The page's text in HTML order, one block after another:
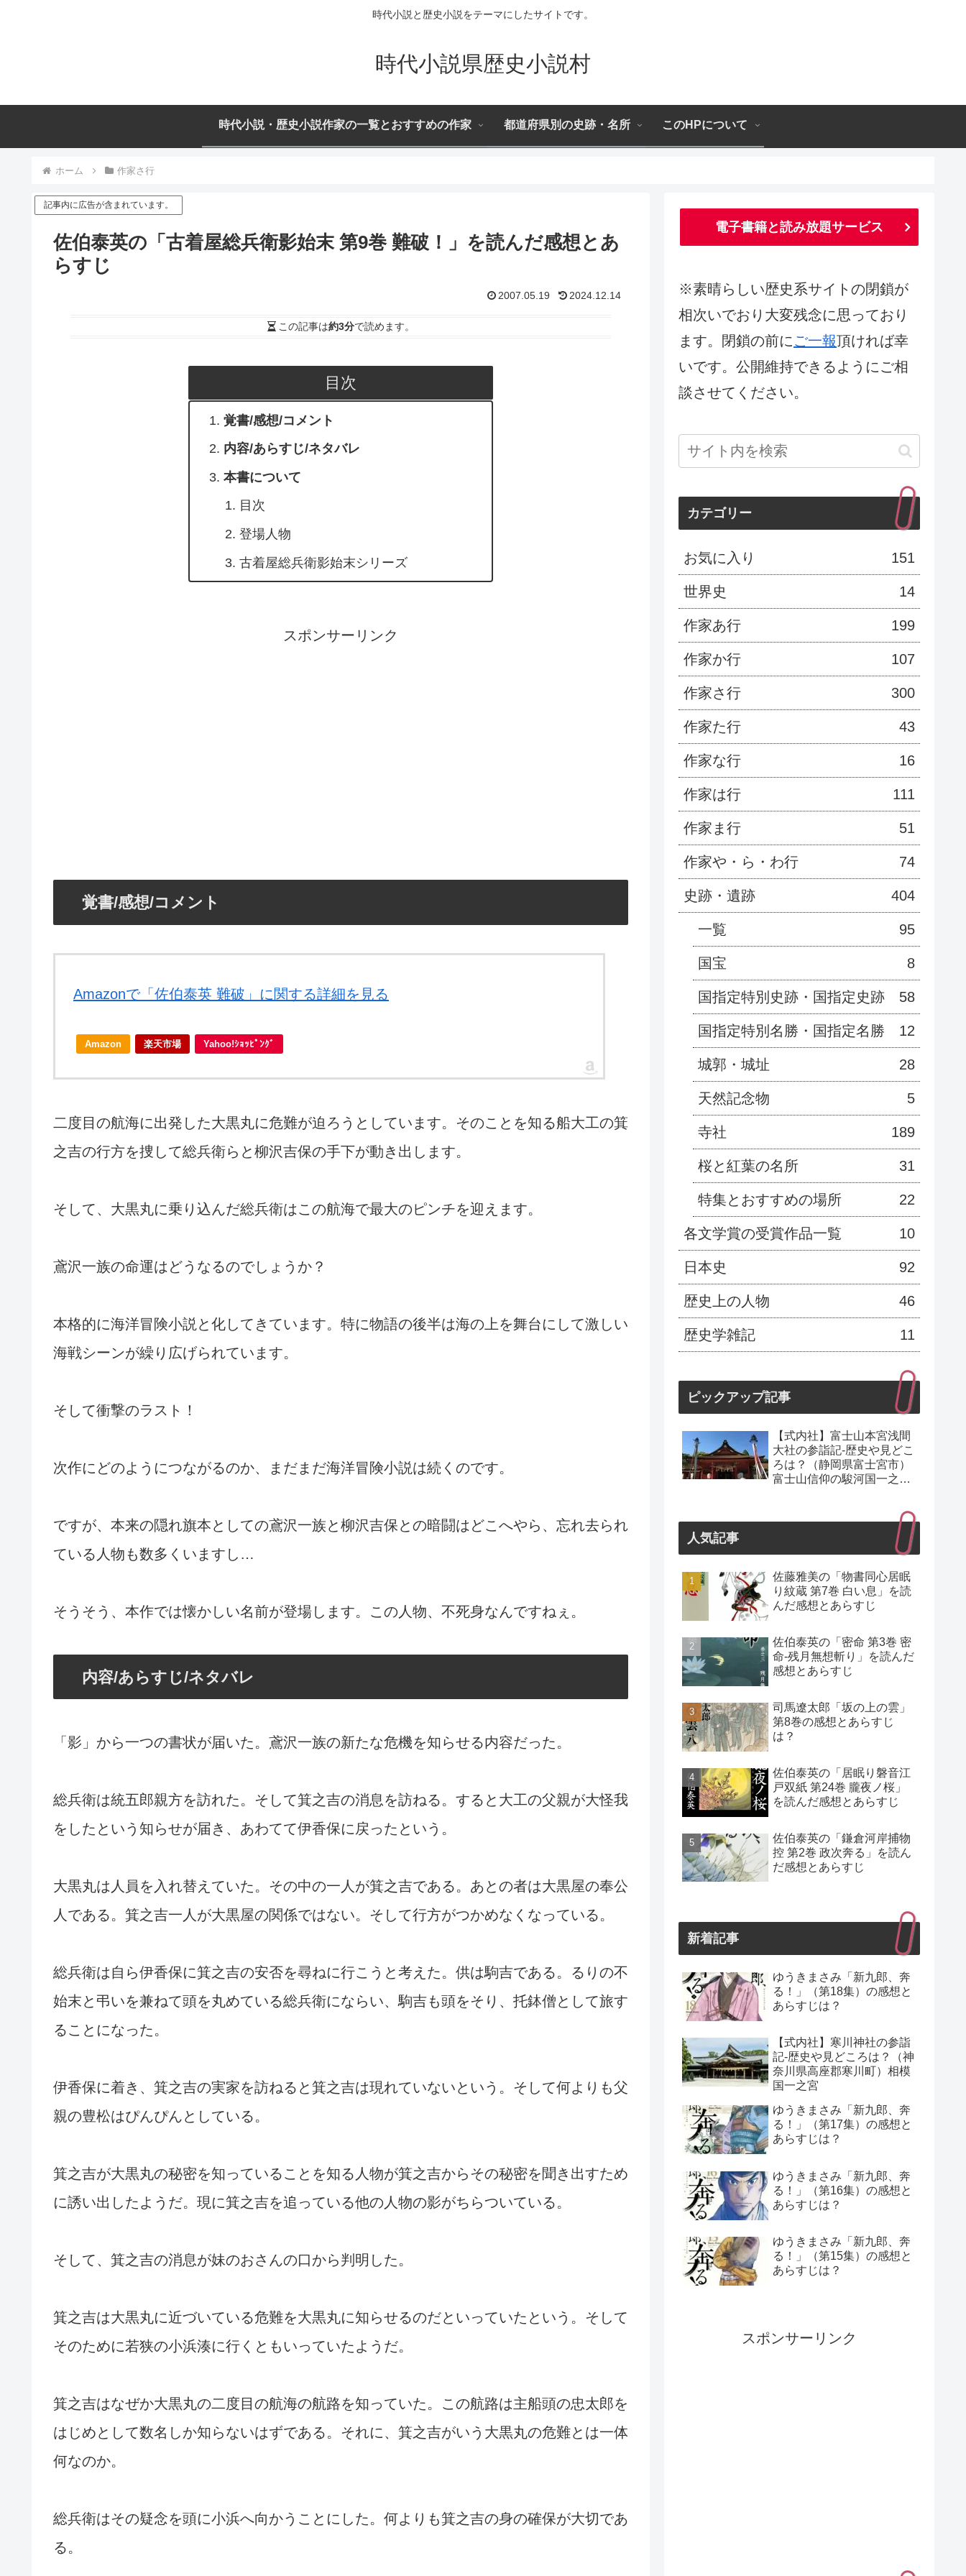
時代小説と歴史小説をテーマにしたサイトです。
時代小説県歴史小説村
時代小説・歴史小説作家の一覧とおすすめの作家 都道府県別の史跡・名所 このHPについて
ホーム 作家さ行
記事内に広告が含まれています。
佐伯泰英の「古着屋総兵衛影始末 第9巻 難破！」を読んだ感想とあ
らすじ
2007.05.19 2024.12.14
この記事は約3分で読めます。
目次
覚書/感想/コメント
内容/あらすじ/ネタバレ
本書について
目次
登場人物
古着屋総兵衛影始末シリーズ
スポンサーリンク
覚書/感想/コメント
Amazonで「佐伯泰英 難破」に関する詳細を見る
Amazon 楽天市場 Yahoo!ｼｮｯﾋﾟﾝｸﾞ
二度目の航海に出発した大黒丸に危難が迫ろうとしています。そのことを知る船大工の箕
之吉の行方を捜して総兵衛らと柳沢吉保の手下が動き出します。
そして、大黒丸に乗り込んだ総兵衛はこの航海で最大のピンチを迎えます。
鳶沢一族の命運はどうなるのでしょうか？
本格的に海洋冒険小説と化してきています。特に物語の後半は海の上を舞台にして激しい
海戦シーンが繰り広げられています。
そして衝撃のラスト！
次作にどのようにつながるのか、まだまだ海洋冒険小説は続くのです。
ですが、本来の隠れ旗本としての鳶沢一族と柳沢吉保との暗闘はどこへやら、忘れ去られ
ている人物も数多くいますし…
そうそう、本作では懐かしい名前が登場します。この人物、不死身なんですねぇ。
内容/あらすじ/ネタバレ
「影」から一つの書状が届いた。鳶沢一族の新たな危機を知らせる内容だった。
総兵衛は統五郎親方を訪れた。そして箕之吉の消息を訪ねる。すると大工の父親が大怪我
をしたという知らせが届き、あわてて伊香保に戻ったという。
大黒丸は人員を入れ替えていた。その中の一人が箕之吉である。あとの者は大黒屋の奉公
人である。箕之吉一人が大黒屋の関係ではない。そして行方がつかめなくなっている。
総兵衛は自ら伊香保に箕之吉の安否を尋ねに行こうと考えた。供は駒吉である。るりの不
始末と弔いを兼ねて頭を丸めている総兵衛にならい、駒吉も頭をそり、托鉢僧として旅す
ることになった。
伊香保に着き、箕之吉の実家を訪ねると箕之吉は現れていないという。そして何よりも父
親の豊松はぴんぴんとしている。
箕之吉が大黒丸の秘密を知っていることを知る人物が箕之吉からその秘密を聞き出すため
に誘い出したようだ。現に箕之吉を追っている他の人物の影がちらついている。
そして、箕之吉の消息が妹のおさんの口から判明した。
箕之吉は大黒丸に近づいている危難を大黒丸に知らせるのだといっていたという。そして
そのために若狭の小浜湊に行くともいっていたようだ。
箕之吉はなぜか大黒丸の二度目の航海の航路を知っていた。この航路は主船頭の忠太郎を
はじめとして数名しか知らないはずである。それに、箕之吉がいう大黒丸の危難とは一体
何なのか。
総兵衛はその疑念を頭に小浜へ向かうことにした。何よりも箕之吉の身の確保が大切であ
る。
電子書籍と読み放題サービス
※素晴らしい歴史系サイトの閉鎖が
相次いでおり大変残念に思っており
ます。閉鎖の前にご一報頂ければ幸
いです。公開維持できるようにご相
談させてください。
カテゴリー
お気に入り 151
世界史 14
作家あ行 199
作家か行 107
作家さ行 300
作家た行 43
作家な行 16
作家は行 111
作家ま行 51
作家や・ら・わ行 74
史跡・遺跡 404
一覧 95
国宝 8
国指定特別史跡・国指定史跡 58
国指定特別名勝・国指定名勝 12
城郭・城址 28
天然記念物 5
寺社 189
桜と紅葉の名所 31
特集とおすすめの場所 22
各文学賞の受賞作品一覧 10
日本史 92
歴史上の人物 46
歴史学雑記 11
ピックアップ記事
【式内社】富士山本宮浅間
大社の参詣記-歴史や見どこ
ろは？（静岡県富士宮市）
富士山信仰の駿河国一之宮
人気記事
佐藤雅美の「物書同心居眠
り紋蔵 第7巻 白い息」を読
んだ感想とあらすじ
佐伯泰英の「密命 第3巻 密
命-残月無想斬り」を読んだ
感想とあらすじ
司馬遼太郎「坂の上の雲」
第8巻の感想とあらすじ
は？
佐伯泰英の「居眠り磐音江
戸双紙 第24巻 朧夜ノ桜」
を読んだ感想とあらすじ
佐伯泰英の「鎌倉河岸捕物
控 第2巻 政次奔る」を読ん
だ感想とあらすじ
新着記事
ゆうきまさみ「新九郎、奔
る！」（第18集）の感想と
あらすじは？
【式内社】寒川神社の参詣
記-歴史や見どころは？（神
奈川県高座郡寒川町）相模
国一之宮
ゆうきまさみ「新九郎、奔
る！」（第17集）の感想と
あらすじは？
ゆうきまさみ「新九郎、奔
る！」（第16集）の感想と
あらすじは？
ゆうきまさみ「新九郎、奔
る！」（第15集）の感想と
あらすじは？
スポンサーリンク